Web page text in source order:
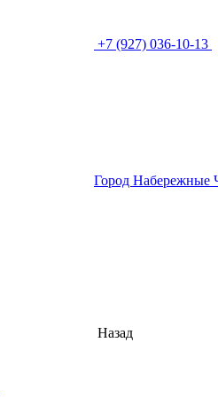
+7 (927) 036-10-13
Город Набережные
Назад